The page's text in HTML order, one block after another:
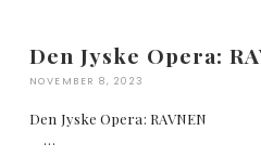
Den Jyske Opera:
NOVEMBER 8, 2023
Den Jyske Opera:
…